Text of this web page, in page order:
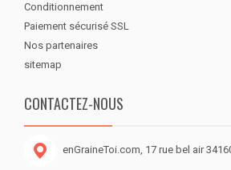
Conditionnement
Paiement sécurisé SSL
Nos partenaires
sitemap
CONTACTEZ-NOUS
enGraineToi.com, 17 rue bel air